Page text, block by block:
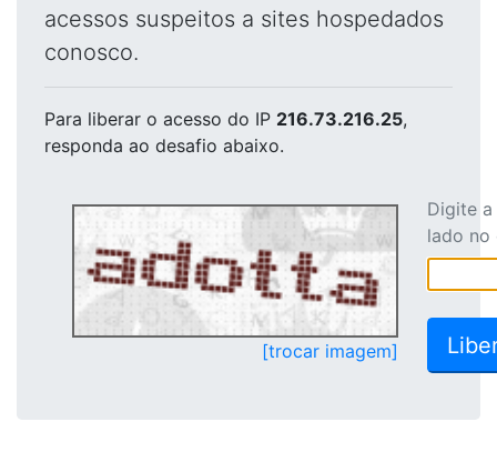
acessos suspeitos a sites hospedados
conosco.
Para liberar o acesso do IP 216.73.216.25,
responda ao desafio abaixo.
[trocar imagem]
Digite
lado no